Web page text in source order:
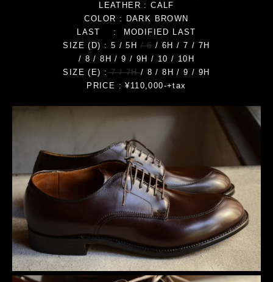
LEATHER : CALF
COLOR : DARK BROWN
LAST : MODIFIED LAST
SIZE (D) : 5 / 5H / 6/ 6H / 7 / 7H
/ 8 / 8H / 9 / 9H / 10 / 10H
SIZE (E) :7 / 7H/ 8 / 8H / 9 / 9H
PRICE : ¥110,000-+tax